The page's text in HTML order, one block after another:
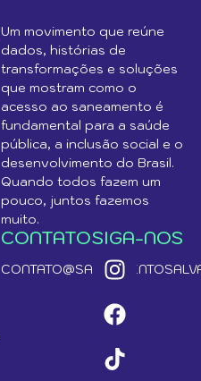
Um movimento que reúne
dados, histórias de
transformações e soluções
que mostram como o
acesso ao saneamento é
fundamental para a saúde
pública, a inclusão social e o
desenvolvimento do Brasil.
Quando todos fazem um
pouco, juntos fazemos
muito.
CONTATOSIGA-NOS